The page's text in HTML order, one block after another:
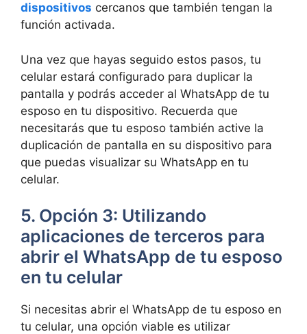
dispositivos cercanos que también tengan la
función activada.
Una vez que hayas seguido estos pasos, tu
celular estará configurado para duplicar la
pantalla y podrás acceder al WhatsApp de tu
esposo en tu dispositivo. Recuerda que
necesitarás que tu esposo también active la
duplicación de pantalla en su dispositivo para
que puedas visualizar su WhatsApp en tu
celular.
5. Opción 3: Utilizando
aplicaciones de terceros para
abrir el WhatsApp de tu esposo
en tu celular
Si necesitas abrir el WhatsApp de tu esposo en
tu celular, una opción viable es utilizar